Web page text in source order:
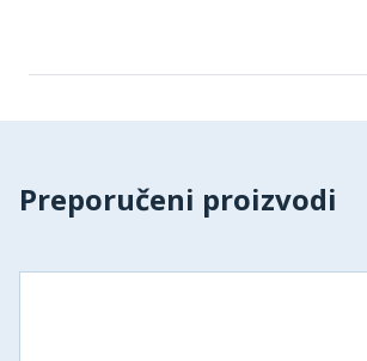
Preporučeni proizvodi